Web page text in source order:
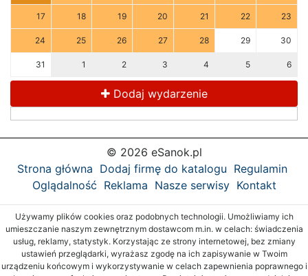
17 18 19 20 21 22 23
24 25 26 27 28 29 30
31 1 2 3 4 5 6
Dodaj wydarzenie
© 2026 eSanok.pl
Strona główna Dodaj firmę do katalogu Regulamin
Oglądalność Reklama Nasze serwisy Kontakt
Używamy plików cookies oraz podobnych technologii. Umożliwiamy ich
umieszczanie naszym zewnętrznym dostawcom m.in. w celach: świadczenia
usług, reklamy, statystyk. Korzystając ze strony internetowej, bez zmiany
ustawień przeglądarki, wyrażasz zgodę na ich zapisywanie w Twoim
urządzeniu końcowym i wykorzystywanie w celach zapewnienia poprawnego i